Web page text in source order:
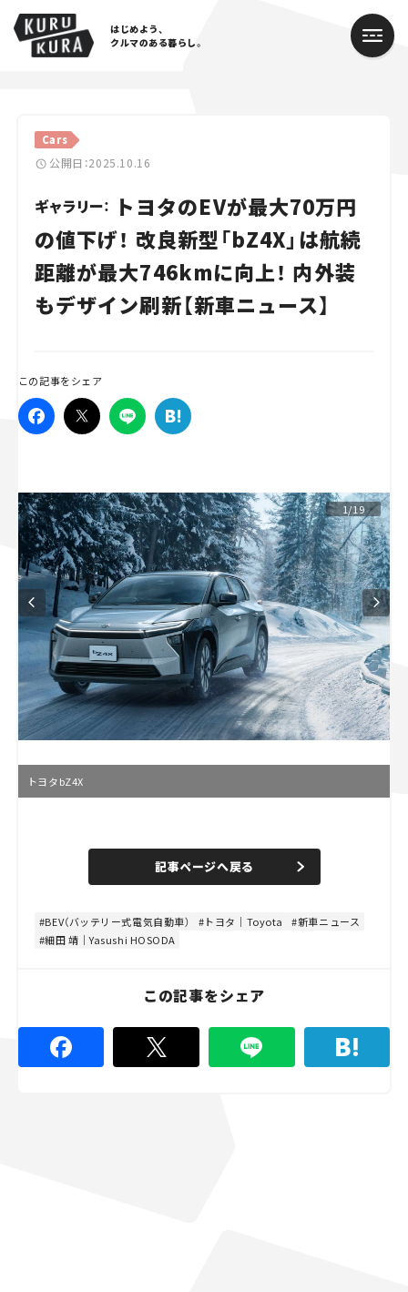
はじめよう、
クルマのある暮らし。
Cars
公開日：2025.10.16
ギャラリー： トヨタのEVが最大70万円
の値下げ！ 改良新型「bZ4X」は航続
距離が最大746kmに向上！ 内外装
もデザイン刷新【新車ニュース】
この記事をシェア
1/19
トヨタbZ4X
n
e
d
4
記事ページへ戻る
BEV（バッテリー式電気自動車） トヨタ｜Toyota
新車ニュース
細田 靖｜Yasushi HOSODA
この記事をシェア
Cars
Lifestyle
Traffic
Special
Campaign
人気のハッシュタグ
スズキ ジムニー｜Suzuki Jimny